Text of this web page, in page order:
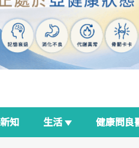
新知 生活 健康問良